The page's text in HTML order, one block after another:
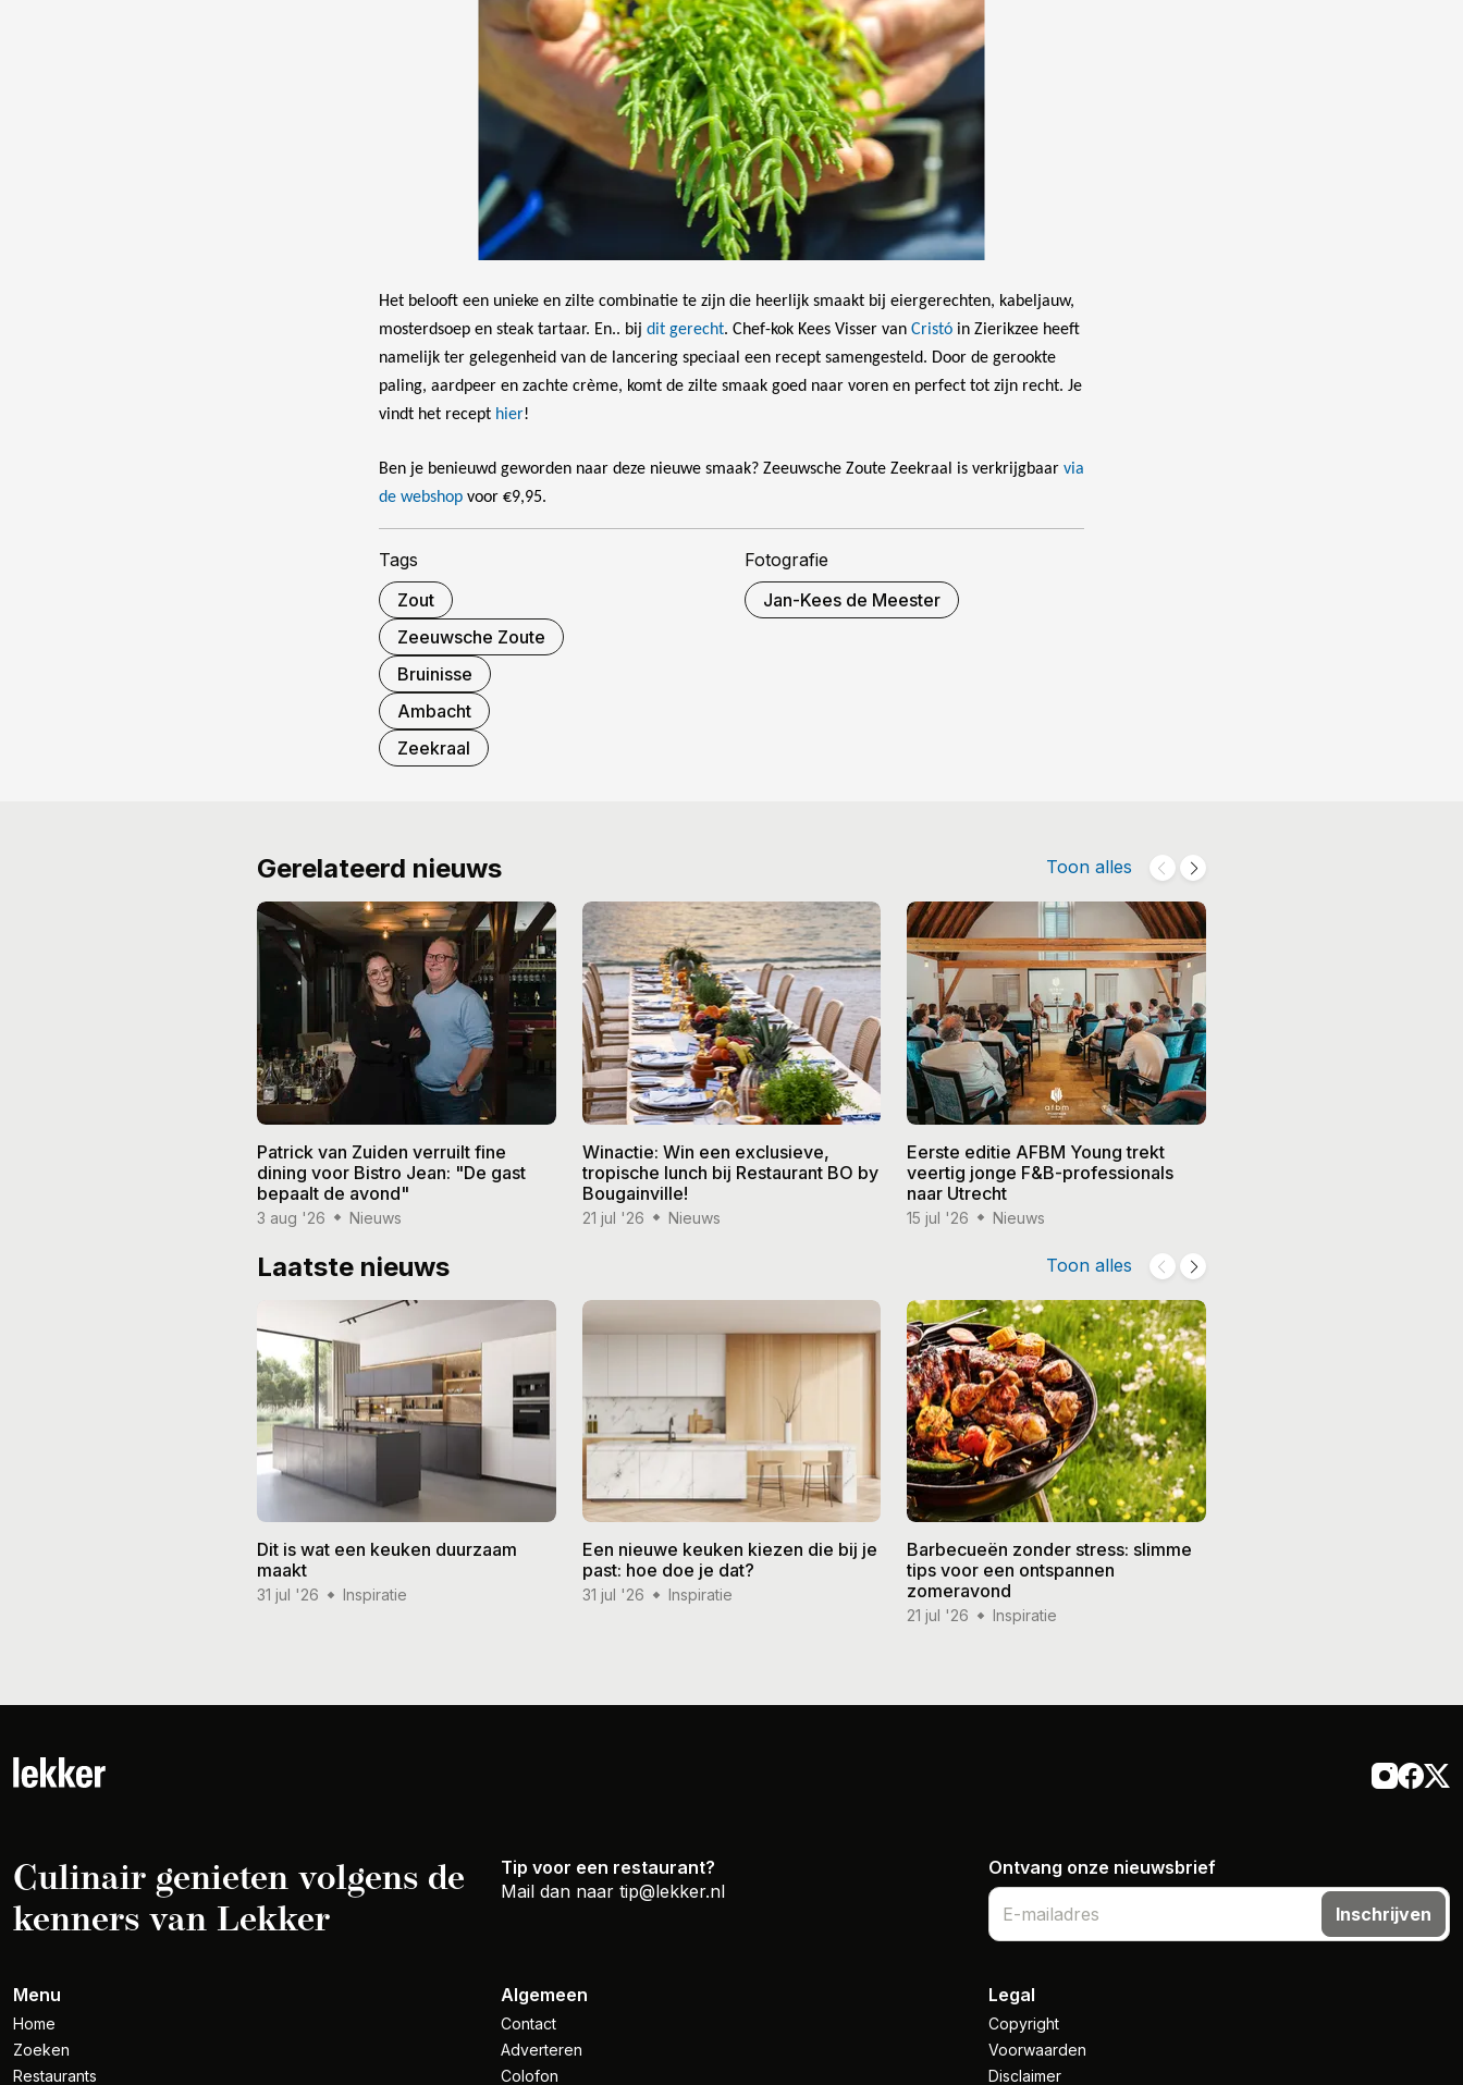
Het belooft een unieke en zilte combinatie te zijn die heerlijk smaakt bij eiergerechten, kabeljauw,
mosterdsoep en steak tartaar. En.. bij dit gerecht. Chef-kok Kees Visser van Cristó in Zierikzee heeft
namelijk ter gelegenheid van de lancering speciaal een recept samengesteld. Door de gerookte
paling, aardpeer en zachte crème, komt de zilte smaak goed naar voren en perfect tot zijn recht. Je
vindt het recept hier!
Ben je benieuwd geworden naar deze nieuwe smaak? Zeeuwsche Zoute Zeekraal is verkrijgbaar via
de webshop voor €9,95.
Tags
Zout
Zeeuwsche Zoute
Bruinisse
Ambacht
Zeekraal
Fotografie
Jan-Kees de Meester
Gerelateerd nieuws Toon alles
Patrick van Zuiden verruilt fine
dining voor Bistro Jean: "De gast
bepaalt de avond"
3 aug '26 Nieuws
Winactie: Win een exclusieve,
tropische lunch bij Restaurant BO by
Bougainville!
21 jul '26 Nieuws
Eerste editie AFBM Young trekt
veertig jonge F&B-professionals
naar Utrecht
15 jul '26 Nieuws
Laatste nieuws Toon alles
Dit is wat een keuken duurzaam
maakt
31 jul '26 Inspiratie
Een nieuwe keuken kiezen die bij je
past: hoe doe je dat?
31 jul '26 Inspiratie
Barbecueën zonder stress: slimme
tips voor een ontspannen
zomeravond
21 jul '26 Inspiratie
Culinair genieten volgens de
kenners van Lekker
Tip voor een restaurant?
Mail dan naar tip@lekker.nl
Ontvang onze nieuwsbrief
Inschrijven
Menu
Home
Zoeken
Restaurants
Algemeen
Contact
Adverteren
Colofon
Legal
Copyright
Voorwaarden
Disclaimer